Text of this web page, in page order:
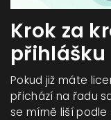
Krok za
přihlášku
Pokud již máte
přichází na řadu
se mírně liší podle